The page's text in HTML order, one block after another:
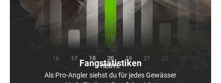
Fangstatistiken
Als Pro-Angler siehst du für jedes Gewässer